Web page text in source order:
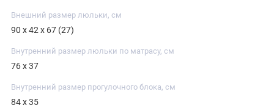
Внешний размер люльки, см
90 х 42 х 67 (27)
Внутренний размер люльки по матрасу, см
76 х 37
Внутренний размер прогулочного блока, см
84 х 35